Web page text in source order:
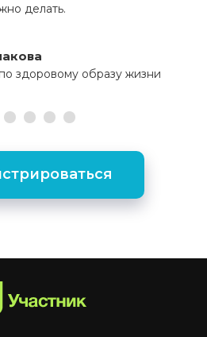
делать.
здоровому образу жизни